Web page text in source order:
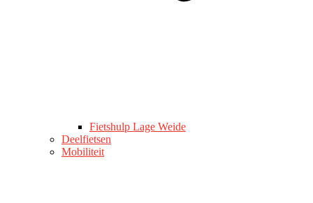
Fietshulp Lage Weide
Deelfietsen
Mobiliteit